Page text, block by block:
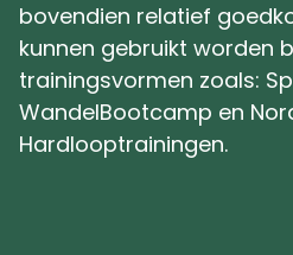
bovendien relatief
kunnen gebruikt worden
trainingsvormen zoals:
WandelBootcamp en
Hardlooptrainingen.